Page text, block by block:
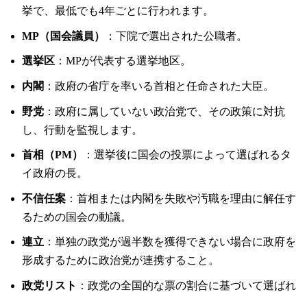
挙で、最低でも4年ごとに行われます。
MP（国会議員） ：下院で選出された公職者。
選挙区 ：MPが代表する選挙地区。
内閣 ：政府の省庁を率いる首相と任命された大臣。
野党 ：政府に属していない政治党で、その政策に対抗
し、行動を監視します。
首相（PM）
：選挙後に国会の投票によって選ばれるタ
イ政府の長。
不信任案 ：首相または内閣を失敗や汚職を理由に解任す
るための国会の動議。
連立 ：単独の政党が過半数を獲得できない場合に政府を
形成するために政治党が連携すること。
政党リスト ：政党の全国的な票の割合に基づいて選ばれ